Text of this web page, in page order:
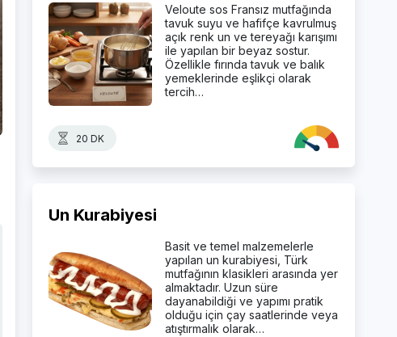
Veloute sos Fransız mutfağında
tavuk suyu ve hafifçe kavrulmuş
açık renk un ve tereyağı karışımı
ile yapılan bir beyaz sostur.
Özellikle fırında tavuk ve balık
yemeklerinde eşlikçi olarak
tercih…
20 DK
Un Kurabiyesi
Basit ve temel malzemelerle
yapılan un kurabiyesi, Türk
mutfağının klasikleri arasında yer
almaktadır. Uzun süre
dayanabildiği ve yapımı pratik
olduğu için çay saatlerinde veya
atıştırmalık olarak…